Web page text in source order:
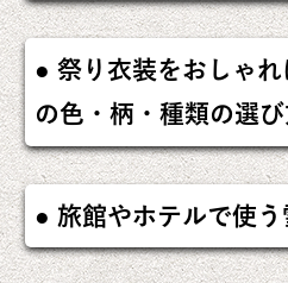
祭り衣装をおしゃ
の色・柄・種類の選び
旅館やホテルで使う